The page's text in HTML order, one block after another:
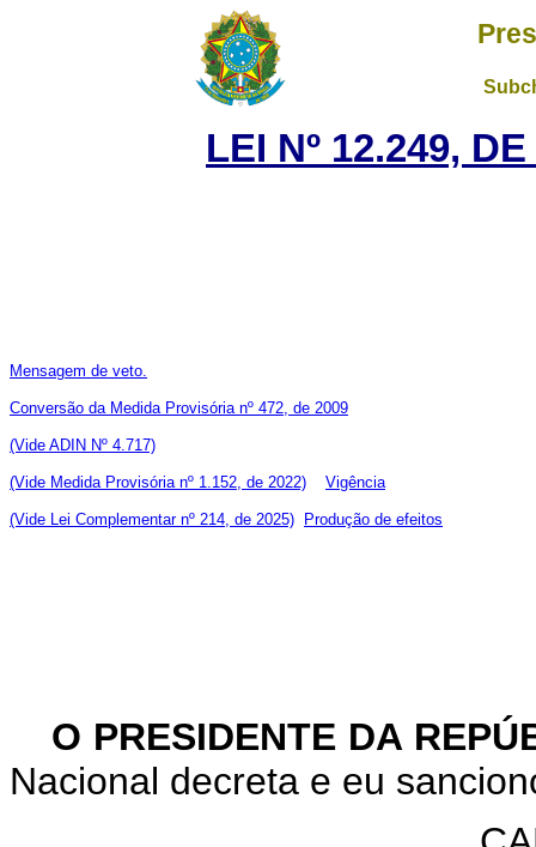
LEI Nº 12.249,
Mensagem de veto.
Conversão da Medida Provisória nº 472, de 2009
(Vide ADIN Nº 4.717)
(Vide Medida Provisória nº 1.152, de 2022) Vigência
(Vide Lei Complementar nº 214, de 2025) Produção de efeitos
O PRESIDENTE DA
Nacional decreta e eu